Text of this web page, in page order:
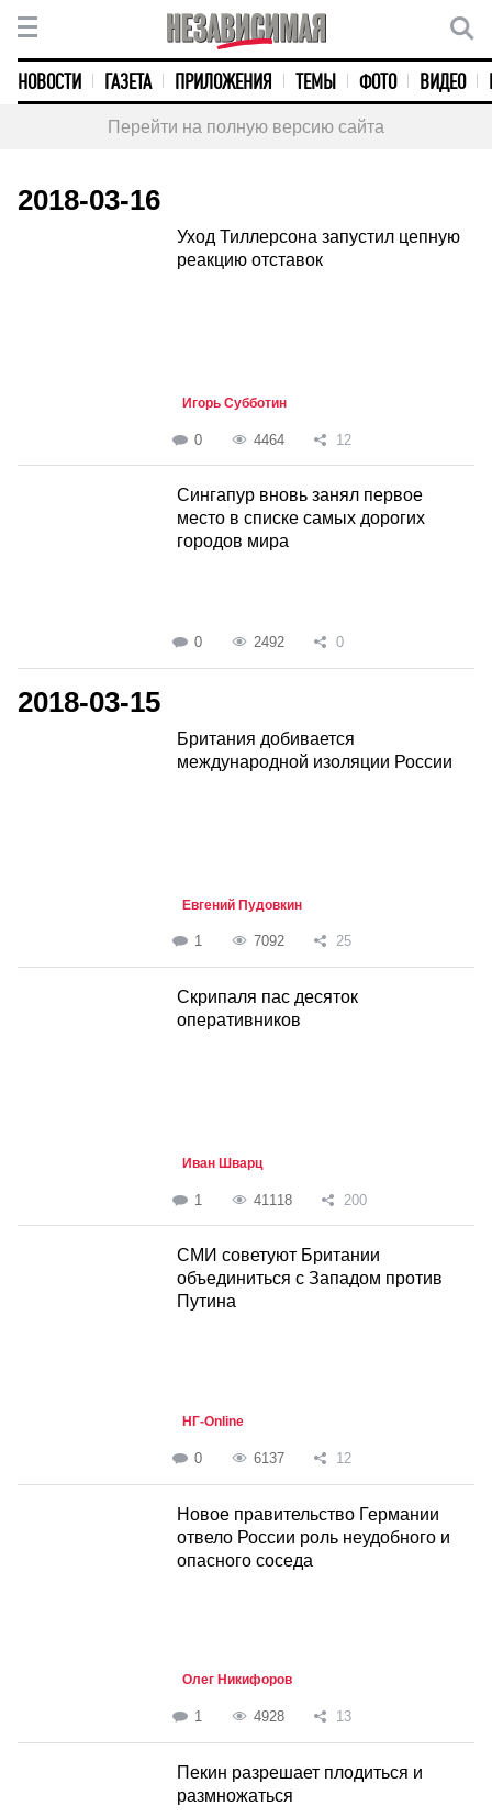
НОВОСТИ ГАЗЕТА ПРИЛОЖЕНИЯ ТЕМЫ ФОТО ВИДЕО
Перейти на полную версию сайта
2018-03-16
Уход Тиллерсона запустил цепную
реакцию отставок
Игорь Субботин
0 4464 12
Сингапур вновь занял первое
место в списке самых дорогих
городов мира
0 2492 0
2018-03-15
Британия добивается
международной изоляции России
Евгений Пудовкин
1 7092 25
Скрипаля пас десяток
оперативников
Иван Шварц
1 41118 200
СМИ советуют Британии
объединиться с Западом против
Путина
НГ-Online
0 6137 12
Новое правительство Германии
отвело России роль неудобного и
опасного соседа
Олег Никифоров
1 4928 13
Пекин разрешает плодиться и
размножаться